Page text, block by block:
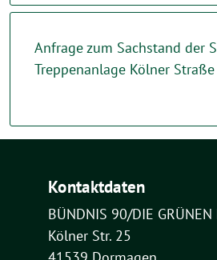
Anfrage zum Sachstand der
Treppenanlage Kölner Straße
Kontaktdaten
BÜNDNIS 90/DIE
Kölner Str. 25